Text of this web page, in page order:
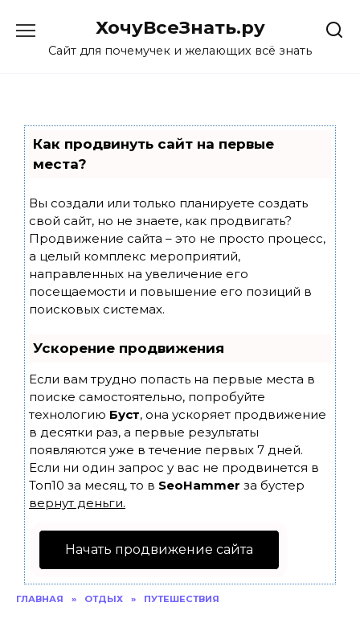
content
ХочуВсеЗнать.ру
Сайт для почемучек и желающих всё знать
Как продвинуть сайт на первые
места?
Вы создали или только планируете создать
свой сайт, но не знаете, как продвигать?
Продвижение сайта – это не просто процесс,
а целый комплекс мероприятий,
направленных на увеличение его
посещаемости и повышение его позиций в
поисковых системах.
Ускорение продвижения
Если вам трудно попасть на первые места в
поиске самостоятельно, попробуйте
технологию Буст, она ускоряет продвижение
в десятки раз, а первые результаты
появляются уже в течение первых 7 дней.
Если ни один запрос у вас не продвинется в
Топ10 за месяц, то в SeoHammer за бустер
вернут деньги.
Начать продвижение сайта
ГЛАВНАЯ » ОТДЫХ » ПУТЕШЕСТВИЯ